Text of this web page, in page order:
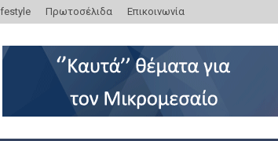
Πρωτοσέλιδα Επικοινωνία